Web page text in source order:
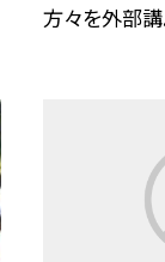
方々を外部